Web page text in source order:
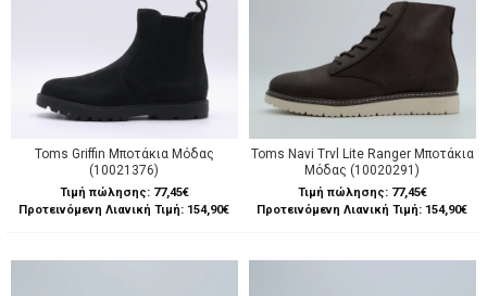
Toms Griffin Μποτάκια Μόδας
(10021376)
Τιμή πώλησης: 77,45€
Προτεινόμενη Λιανική Τιμή: 154,90€
Toms Navi Trvl Lite Ranger Μποτάκια
Μόδας (10020291)
Τιμή πώλησης: 77,45€
Προτεινόμενη Λιανική Τιμή: 154,90€